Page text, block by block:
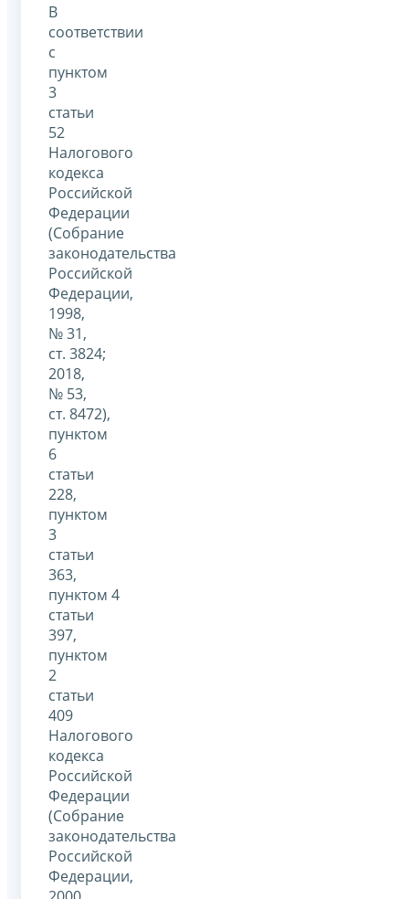
В
соответствии
с
пунктом
3
статьи
52
Налогового
кодекса
Российской
Федерации
(Собрание
законодательства
Российской
Федерации,
1998,
№ 31,
ст. 3824;
2018,
№ 53,
ст. 8472),
пунктом
6
статьи
228,
пунктом
3
статьи
363,
пунктом 4
статьи
397,
пунктом
2
статьи
409
Налогового
кодекса
Российской
Федерации
(Собрание
законодательства
Российской
Федерации,